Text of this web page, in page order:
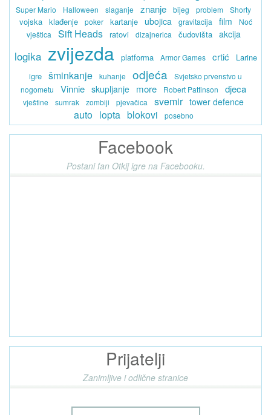
Super Mario
Halloween slaganje znanje bijeg problem Shorty
vojska klađenje poker kartanje ubojica gravitacija film
Noć
vještica
Sift Heads ratovi dizajnerica čudovišta akcija
logika zvijezda platforma Armor Games crtić
Larine
igre šminkanje kuhanje odjeća
Svjetsko prvenstvo u
nogometu
Vinnie skupljanje more Robert Pattinson djeca
vještine sumrak zombiji pjevačica svemir tower defence
auto lopta blokovi posebno
Facebook
Postani fan Otkij igre na Facebooku.
Prijatelji
Zanimljive i odlične stranice